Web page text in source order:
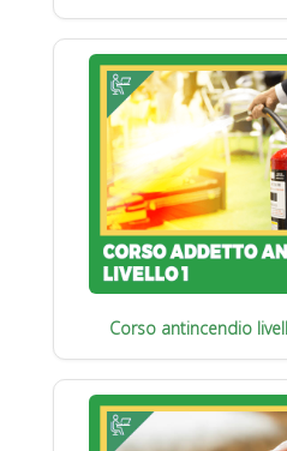
Corso antincendio